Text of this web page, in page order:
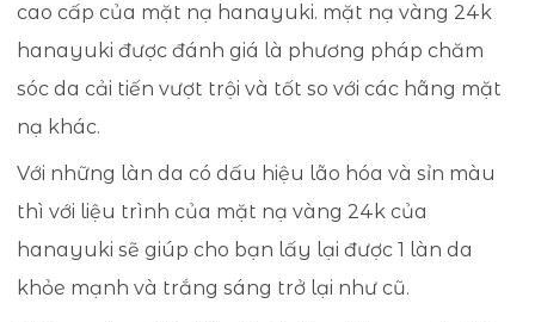
cao cấp của mặt nạ hanayuki. mặt nạ vàng 24k
hanayuki được đánh giá là phương pháp chăm
sóc da cải tiến vượt trội và tốt so với các hãng mặt
nạ khác.
Với những làn da có dấu hiệu lão hóa và sỉn màu
thì với liệu trình của mặt nạ vàng 24k của
hanayuki sẽ giúp cho bạn lấy lại được 1 làn da
khỏe mạnh và trắng sáng trở lại như cũ.